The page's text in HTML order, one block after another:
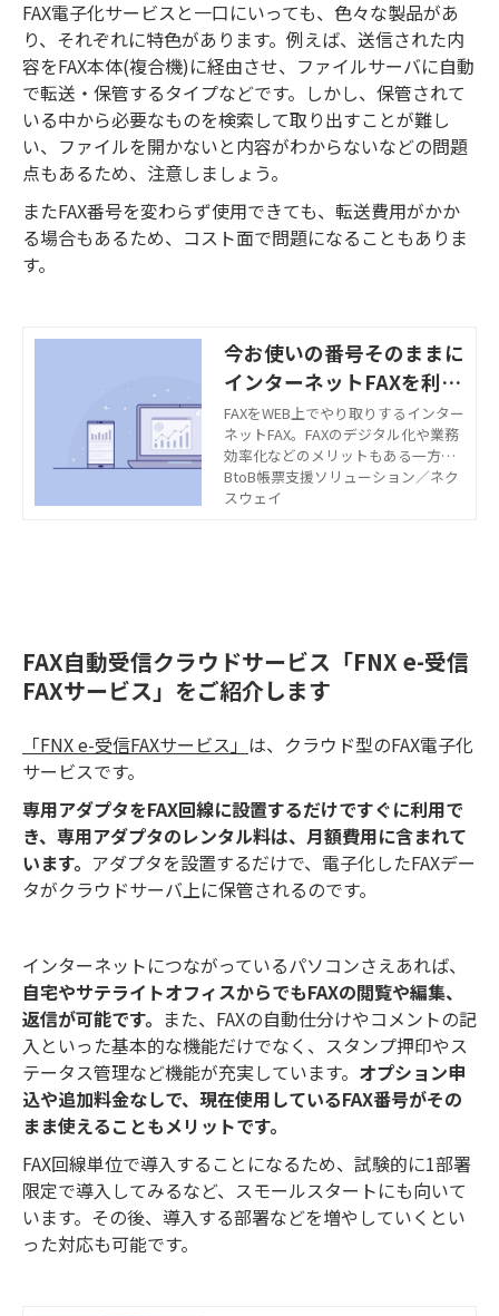
FAX電子化サービスと一口にいっても、色々な製品があ
り、それぞれに特色があります。例えば、送信された内
容をFAX本体(複合機)に経由させ、ファイルサーバに自動
で転送・保管するタイプなどです。しかし、保管されて
いる中から必要なものを検索して取り出すことが難し
い、ファイルを開かないと内容がわからないなどの問題
点もあるため、注意しましょう。
またFAX番号を変わらず使用できても、転送費用がかか
る場合もあるため、コスト面で問題になることもありま
す。
今お使いの番号そのままに
インターネットFAXを利用
する3つの方法とは？
FAXをWEB上でやり取りするインター
ネットFAX。FAXのデジタル化や業務
効率化などのメリットもある一方、
「今使っているFAX番号を変えるのは
リスクが大きい」とサービス導入を
ました。 FAX電子化・クラウド化の
サービスを検討する際の参考に、ぜ
ひご覧ください。
BtoB帳票支援ソリューション／ネク
スウェイ
FAX自動受信クラウドサービス「FNX e-受信
FAXサービス」をご紹介します
「FNX e-受信FAXサービス」 は、クラウド型のFAX電子化
サービスです。
専用アダプタをFAX回線に設置するだけですぐに利用で
き、専用アダプタのレンタル料は、月額費用に含まれて
います。 アダプタを設置するだけで、電子化したFAXデー
タがクラウドサーバ上に保管されるのです。
インターネットにつながっているパソコンさえあれば、
自宅やサテライトオフィスからでもFAXの閲覧や編集、
返信が可能です。 また、FAXの自動仕分けやコメントの記
入といった基本的な機能だけでなく、スタンプ押印やス
テータス管理など機能が充実しています。 オプション申
込や追加料金なしで、現在使用しているFAX番号がその
まま使えることもメリットです。
FAX回線単位で導入することになるため、試験的に1部署
限定で導入してみるなど、スモールスタートにも向いて
います。その後、導入する部署などを増やしていくとい
った対応も可能です。